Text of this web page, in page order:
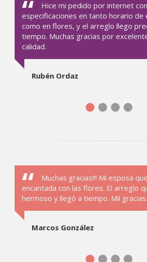
Hice mi pedido por internet
especificaciones en tanto horario de
como en flores, y el arreglo llego
tiempo. Muchas gracias por
calidad.
Rubén Ordaz
Muchas gracias!!! Mi esposa
encantada con las flores. El arreglo
hermoso y llegó a tiempo. Mil gracias.
Marcos González